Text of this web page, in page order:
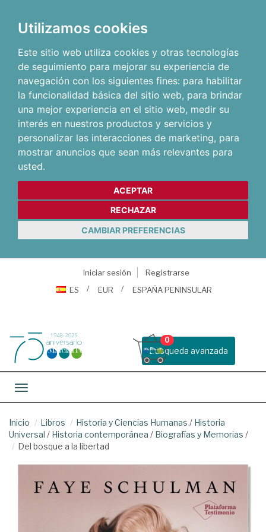
Utilizamos cookies
Este sitio web utiliza cookies y otras tecnologías
de seguimiento para mejorar su experiencia de
navegación con los siguientes fines: para habilitar
la funcionalidad básica del sitio web, para brindar
una mejor experiencia en el sitio web, medir su
interés en nuestros productos y servicios y
personalizar las interacciones de marketing, para
mostrar anuncios que sean más relevantes para
usted.
ACEPTAR
RECHAZAR
CAMBIAR PREFERENCIAS
Iniciar sesión
Registrarse
ES
EUR ESPAÑA PENINSULAR
Busqueda avanzada
0
Toggle navigation
Inicio Libros Historia y Ciencias Humanas / Historia
Universal / Historia contemporánea / Biografías y Memorias /
Del bosque a la libertad